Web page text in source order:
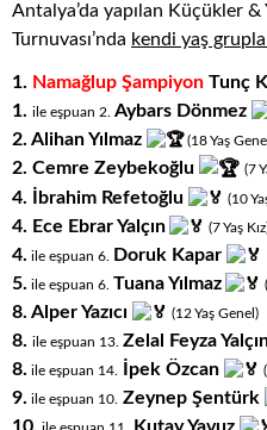
Antalya’da yapılan Küçükler
Turnuvası’nda kendi yaş
1. Namağlup Şampiyon Tunç
1. ile eşpuan 2. Aybars Dönmez
2. Alihan Yılmaz (18Yaş
2. Cemre Zeybekoğlu (7
4. İbrahim Refetoğlu (10
4. Ece Ebrar Yalçın (7Yaş
4. ile eşpuan 6. Doruk Kapar
5. ile eşpuan 6. Tuana Yılmaz
8. Alper Yazıcı (12 Yaş Genel)
8. ile eşpuan 13. Zelal Feyza
8. ile eşpuan 14. İpek Özcan
9. ile eşpuan 10. Zeynep Şentürk